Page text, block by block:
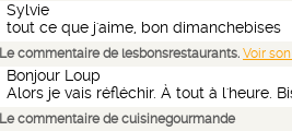
Sylvie
tout ce que j'aime, bon dimanchebises
Le commentaire de lesbonsrestaurants. Voir
Bonjour Loup
Alors je vais réfléchir. À tout à l'heure.
Le commentaire de cuisinegourmande